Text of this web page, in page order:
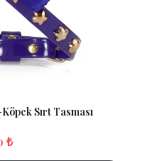
Sırt Tasması
₺